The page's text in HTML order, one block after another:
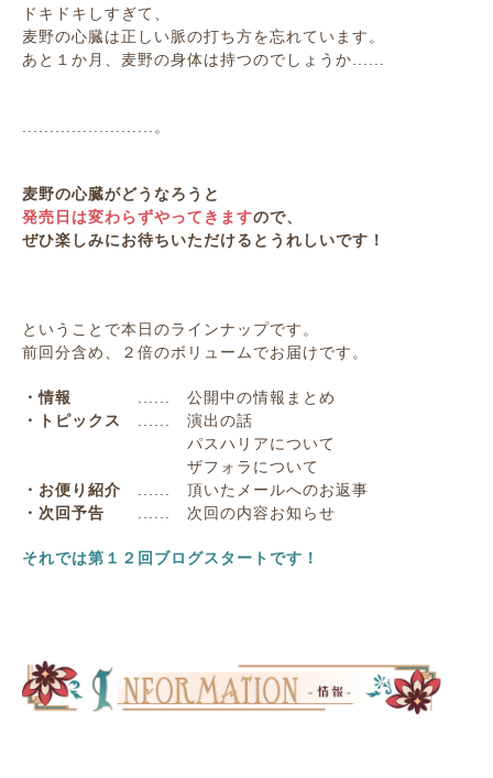
ドキドキしすぎて、
麦野の心臓は正しい脈の打ち方を忘れています。
あと１か月、麦野の身体は持つのでしょうか......
........................。
麦野の心臓がどうなろうと
発売日は変わらずやってきますので、
ぜひ楽しみにお待ちいただけるとうれしいです！
ということで本日のラインナップです。
前回分含め、２倍のボリュームでお届けです。
・情報
...... 公開中の情報まとめ
・トピックス
...... 演出の話
パスハリアについて
ザフォラについて
・お便り紹介 ...... 頂いたメールへのお返事
・次回予告 ...... 次回の内容お知らせ
それでは第１２回ブログスタートです！